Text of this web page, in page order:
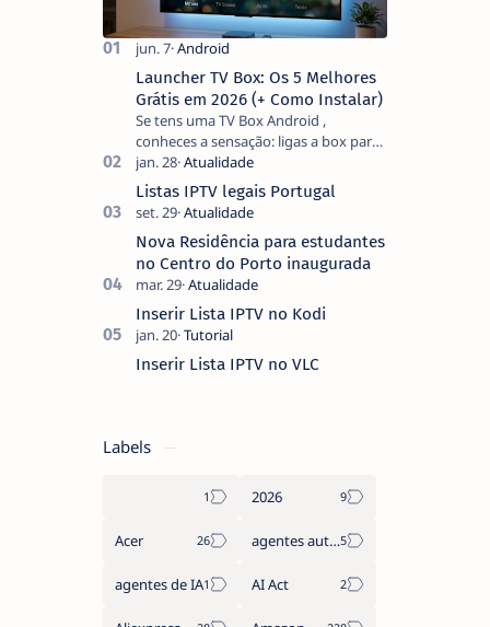
Launcher TV Box: Os 5 Melhores
Grátis em 2026 (+ Como Instalar)
Se tens uma TV Box Android ,
conheces a sensação: ligas a box para
ver um filme e o ecrã inicial está
coberto de sugestões que não
pediste, ban…
Listas IPTV legais Portugal
Nova Residência para estudantes
no Centro do Porto inaugurada
Inserir Lista IPTV no Kodi
Inserir Lista IPTV no VLC
Labels
2026
Acer agentes autónomos
agentes de IA AI Act